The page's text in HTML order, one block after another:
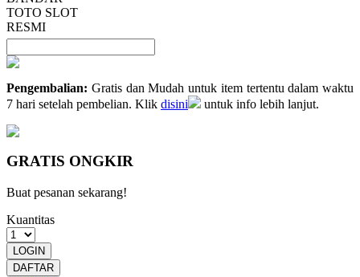
TOTO SLOT
RESMI
Pengembalian: Gratis dan Mudah untuk item tertentu dalam waktu
7 hari setelah pembelian. Klik disini untuk info lebih lanjut.
GRATIS ONGKIR
Buat pesanan sekarang!
Kuantitas
LOGIN
DAFTAR